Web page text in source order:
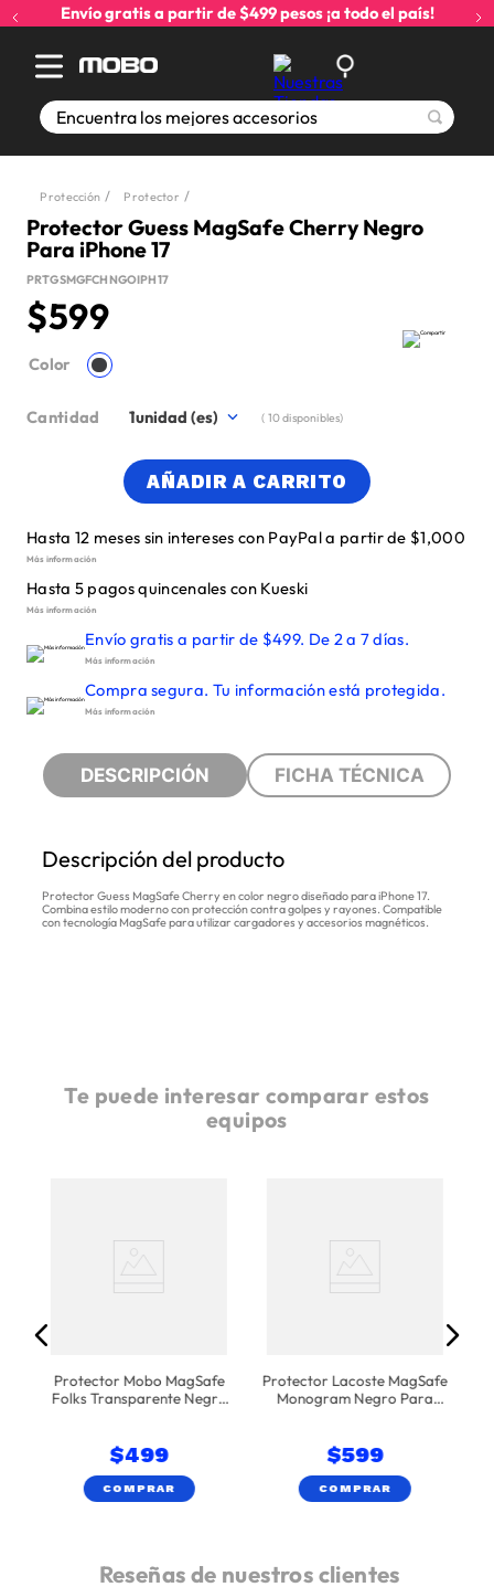
Envío gratis a partir de $499 pesos ¡a todo el país!
Encuentra los mejores accesorios
Protección Protector
Protector Guess MagSafe Cherry Negro
Para iPhone 17
PRTGSMGFCHNGOIPH17
$599
Color
Cantidad 1 ( 10disponibles)
AÑADIR A CARRITO
Hasta 12 meses sin intereses con PayPal a partir de $1,000
Más información
Hasta 5 pagos quincenales con Kueski
Más información
Envío gratis a partir de $499. De 2 a 7 días.
Más información
Compra segura. Tu información está protegida.
Más información
DESCRIPCIÓN FICHA TÉCNICA
Descripción del producto
Protector Guess MagSafe Cherry en color negro diseñado para iPhone 17.
Combina estilo moderno con protección contra golpes y rayones. Compatible
con tecnología MagSafe para utilizar cargadores y accesorios magnéticos.
Te puede interesar comparar estos
equipos
Protector Mobo MagSafe
Folks Transparente Negro
$499
COMPRAR
Protector Lacoste MagSafe
Monogram Negro Para
$599
COMPRAR